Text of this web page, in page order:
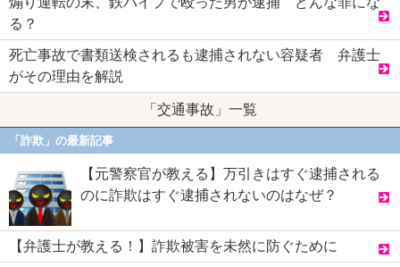
る？
死亡事故で書類送検されるも逮捕されない容疑者 弁護士
がその理由を解説
「交通事故」一覧
「詐欺」の最新記事
【元警察官が教える】万引きはすぐ逮捕される
のに詐欺はすぐ逮捕されないのはなぜ？
【弁護士が教える！】詐欺被害を未然に防ぐために